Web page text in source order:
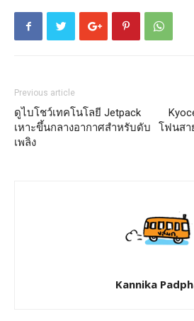
Previous article
ดูไบโชว์เทคโนโลยี Jetpack
เหาะขึ้นกลางอากาศสำหรับดับ
เพลิง
โฟนส
Kannika